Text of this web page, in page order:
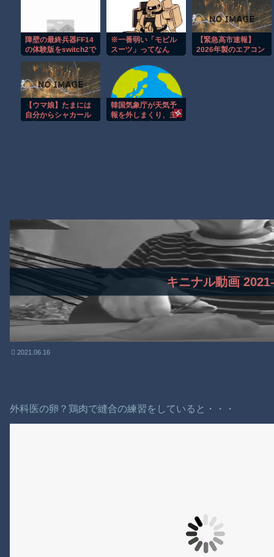
【動画】ゴルフ中の嵐を撮影していた男性が雷に打たれる事故。
【画像】地球上で最も珍しい茶色いパンダｗｗｗ
【動画】これは怖い。三重の国道23号で撮影された避けようがな
【動画】世界一過酷なオフロードレースのコース設計が絶対にお
【悲報】テレ東の若手女子アナ「国民が勝手に我々取材陣にカ
ｗｗｗｗ
障壁の最終兵器FF14
の体験版をswitch2で
間遊べば面白くなる
んだ？
※一番弱い「モビル
スーツ」ってなん
【緊急高市速報】
2026年製のエアコン
【ウマ娘】たまには
自分からシャカール
韓国気象庁が天気予
報を外しまくり、主
キニナル動画
2021.06.16
外科医の卵？鶏肉で縫合の練習をしていると・・・